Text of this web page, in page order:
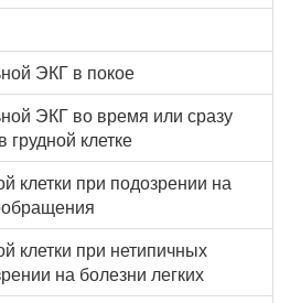
ЭКГ в покое
ЭКГ во время или сразу
грудной клетке
клетки при подозрении на
клетки при нетипичных
на болезни легких